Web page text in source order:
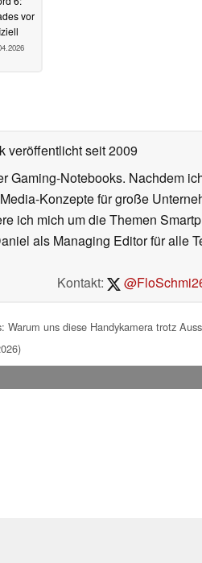
vor
veröffentlichtseit 2009
Gaming-Notebooks. Nachdem
Konzepte für große
ich mich um die Themen
als Managing Editor für alle
Kontakt:
Warum uns diese Handykamera trotz